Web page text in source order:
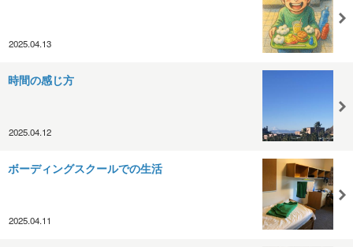
2025.04.13
時間の感じ方
2025.04.12
ボーディングスクールでの生活
2025.04.11